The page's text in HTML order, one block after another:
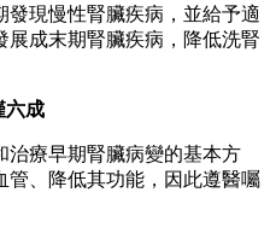
現慢性腎臟疾病，並給予適
成末期腎臟疾病，降低洗腎
六成
治療早期腎臟病變的基本方
管、降低其功能，因此遵醫囑